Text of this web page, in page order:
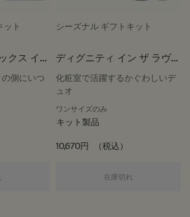
ット
クス イン
側にいつ
トゥー メニー クックス イン ザ キッチン
シーズナル ギフトキット
ディグニティ イン ザ ラヴァ
トリー
化粧室で活躍するかぐわしいデ
ュオ
ワンサイズのみ
キット製品
10,670円 （税込）
在庫切れ